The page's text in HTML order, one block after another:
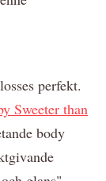
perfekt.
Sweeter than
body